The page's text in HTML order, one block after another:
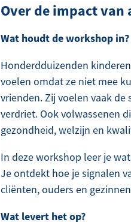
Over de impact van
Wat houdt de workshop in?
Honderdduizenden
voelen omdat ze niet mee
vrienden. Zij voelen vaak
verdriet. Ook volwassenen
gezondheid, welzijn en
In deze workshop leer je
Je ontdekt hoe je signalen
cliënten, ouders en
Wat levert het op?